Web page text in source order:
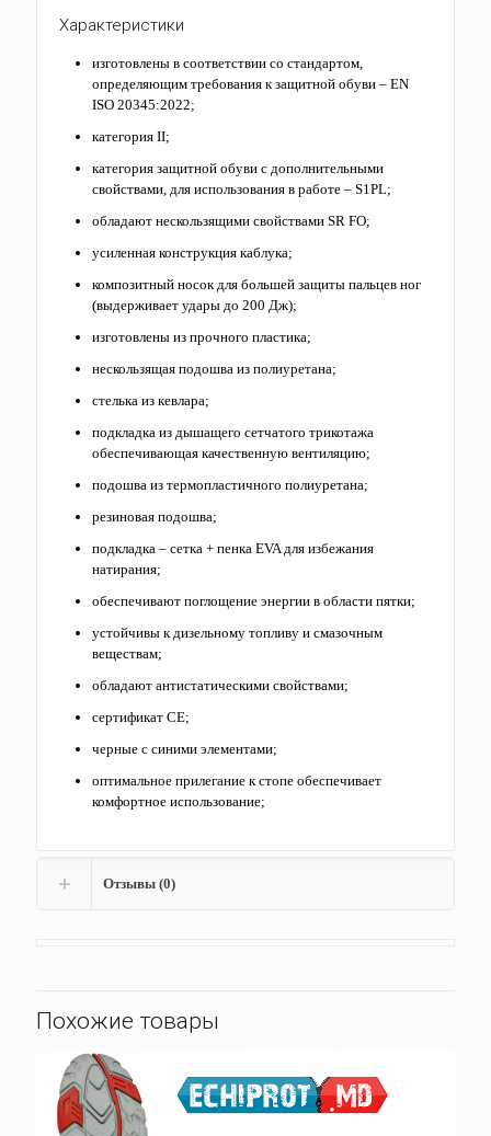
Характеристики
изготовлены в соответствии со стандартом,
определяющим требования к защитной обуви – EN
ISO 20345:2022;
категория II;
категория защитной обуви с дополнительными
свойствами, для использования в работе – S1PL;
обладают нескользящими свойствами SR FO;
усиленная конструкция каблука;
композитный носок для большей защиты пальцев ног
(выдерживает удары до 200 Дж);
изготовлены из прочного пластика;
нескользящая подошва из полиуретана;
стелька из кевлара;
подкладка из дышащего сетчатого трикотажа
обеспечивающая качественную вентиляцию;
подошва из термопластичного полиуретана;
резиновая подошва;
подкладка – сетка + пенка EVA для избежания
натирания;
обеспечивают поглощение энергии в области пятки;
устойчивы к дизельному топливу и смазочным
веществам;
обладают антистатическими свойствами;
сертификат СЕ;
черные с синими элементами;
оптимальное прилегание к стопе обеспечивает
комфортное использование;
Отзывы (0)
Похожие товары